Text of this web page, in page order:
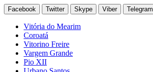
Facebook Twitter Skype Viber Telegram
Vitória do Mearim
Coroatá
Vitorino Freire
Vargem Grande
Pio XII